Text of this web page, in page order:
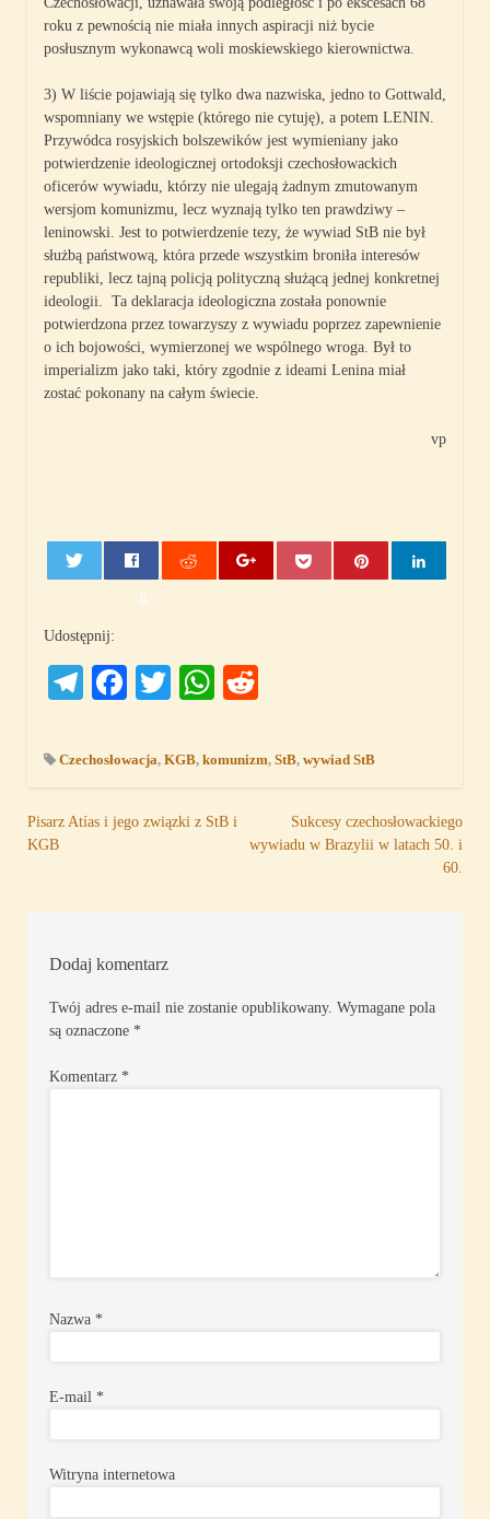
roku z pewnością nie miała innych aspiracji niż bycie
posłusznym wykonawcą woli moskiewskiego kierownictwa.
3) W liście pojawiają się tylko dwa nazwiska, jedno to Gottwald,
wspomniany we wstępie (którego nie cytuję), a potem LENIN.
Przywódca rosyjskich bolszewików jest wymieniany jako
potwierdzenie ideologicznej ortodoksji czechosłowackich
oficerów wywiadu, którzy nie ulegają żadnym zmutowanym
wersjom komunizmu, lecz wyznają tylko ten prawdziwy –
leninowski. Jest to potwierdzenie tezy, że wywiad StB nie był
służbą państwową, która przede wszystkim broniła interesów
republiki, lecz tajną policją polityczną służącą jednej konkretnej
ideologii. Ta deklaracja ideologiczna została ponownie
potwierdzona przez towarzyszy z wywiadu poprzez zapewnienie
o ich bojowości, wymierzonej we wspólnego wroga. Był to
imperializm jako taki, który zgodnie z ideami Lenina miał
zostać pokonany na całym świecie.
vp
0
Udostępnij:
Telegram
Facebook
TwitterWhatsApp
Czechosłowacja, KGB, komunizm, StB, wywiad StB
Nawigacja
Pisarz Atías i jego związki z StB i
KGB
Sukcesy czechosłowackiego
wywiadu w Brazylii w latach 50. i
60.
Dodaj komentarz
Twój adres e-mail nie zostanie opublikowany. Wymagane pola
są oznaczone *
Komentarz *
Nazwa *
E-mail *
Witryna internetowa